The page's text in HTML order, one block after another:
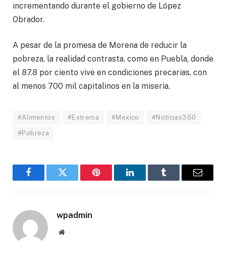
incrementando durante el gobierno de López
Obrador.
A pesar de la promesa de Morena de reducir la
pobreza, la realidad contrasta, como en Puebla, donde
el 87.8 por ciento vive en condiciones precarias, con
al menos 700 mil capitalinos en la miseria.
#Alimentos #Extrema #Mexico #Noticias360
#Pobreza
FacebookTwitter Pinterest LinkedInTumblr Email
wpadmin
Website